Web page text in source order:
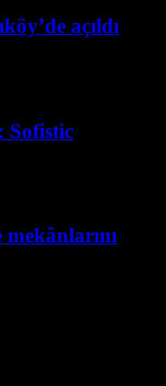
açıldı
Sofistic